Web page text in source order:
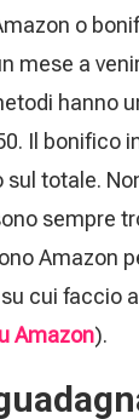
o
mese a
hanno
Il bonifico
sul totale.
sempre
Amazon
cui faccio
Amazon).